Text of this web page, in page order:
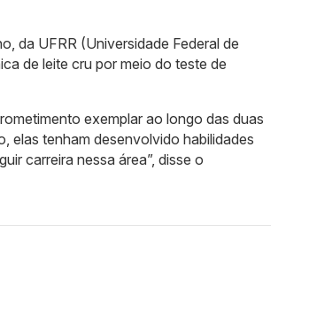
da UFRR (Universidade Federal de
de leite cru por meio do teste de
exemplar ao longo das duas
elas tenham desenvolvido habilidades
carreira nessa área”, disse o